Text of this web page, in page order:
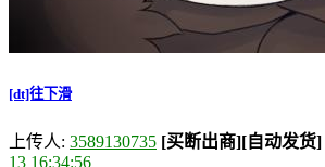
[dt]往下滑
上传人: 3589130735 [买断出商][自动发货]
13 16:34:56